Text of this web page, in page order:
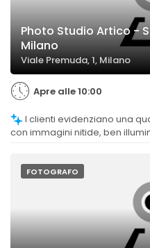
Photo Studio Artico -
Milano
Viale Premuda, 1, Milano
Apre alle 10:00
con immagini nitide, ben
FOTOGRAFO